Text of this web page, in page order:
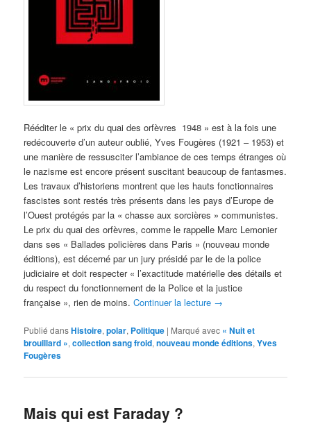
Rééditer le « prix du quai des orfèvres 1948 » est à la fois une
redécouverte d’un auteur oublié, Yves Fougères (1921 – 1953) et
une manière de ressusciter l’ambiance de ces temps étranges où
le nazisme est encore présent suscitant beaucoup de fantasmes.
Les travaux d’historiens montrent que les hauts fonctionnaires
fascistes sont restés très présents dans les pays d’Europe de
l’Ouest protégés par la « chasse aux sorcières » communistes.
Le prix du quai des orfèvres, comme le rappelle Marc Lemonier
dans ses « Ballades policières dans Paris » (nouveau monde
éditions), est décerné par un jury présidé par le de la police
judiciaire et doit respecter « l’exactitude matérielle des détails et
du respect du fonctionnement de la Police et la justice
française », rien de moins.Continuer la lecture →
Publié dansHistoire,polar, Politique | Marqué avec « Nuit et
brouillard »,collection sang froid,nouveau monde éditions,Yves
Fougères
Mais qui est Faraday ?